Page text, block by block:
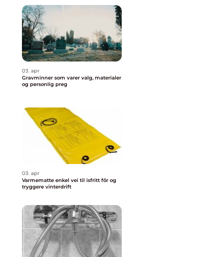
03. apr
Gravminner som varer valg, materialer
og personlig preg
03. apr
Varmematte enkel vei til isfritt fôr og
tryggere vinterdrift